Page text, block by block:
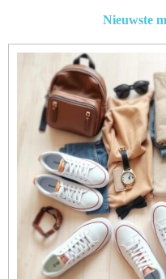
Nieuwste